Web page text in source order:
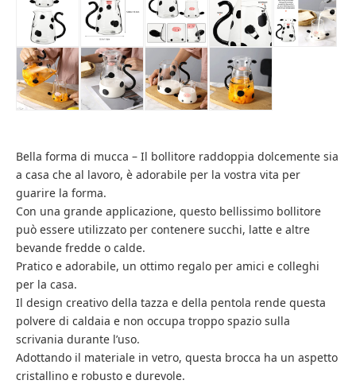
Bella forma di mucca – Il bollitore raddoppia dolcemente sia
a casa che al lavoro, è adorabile per la vostra vita per
guarire la forma.
Con una grande applicazione, questo bellissimo bollitore
può essere utilizzato per contenere succhi, latte e altre
bevande fredde o calde.
Pratico e adorabile, un ottimo regalo per amici e colleghi
per la casa.
Il design creativo della tazza e della pentola rende questa
polvere di caldaia e non occupa troppo spazio sulla
scrivania durante l’uso.
Adottando il materiale in vetro, questa brocca ha un aspetto
cristallino e robusto e durevole.